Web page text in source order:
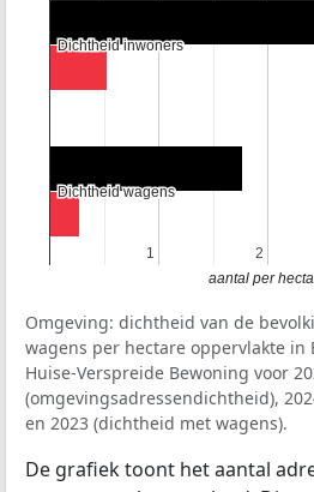
1
1 2
2
Dichtheid inwoners
Dichtheid inwoners
Dichtheid wagens
Dichtheid wagens
aantal per
Omgeving: dichtheid van de
wagens per hectare oppervlakte
Huise-Verspreide Bewoning voor
(omgevingsadressendichtheid),
en 2023 (dichtheid met wagens).
De grafiek toont het aantal